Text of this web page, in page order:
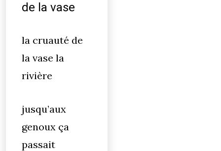
de la vase
la cruauté de
la vase la
rivière
jusqu’aux
genoux ça
passait